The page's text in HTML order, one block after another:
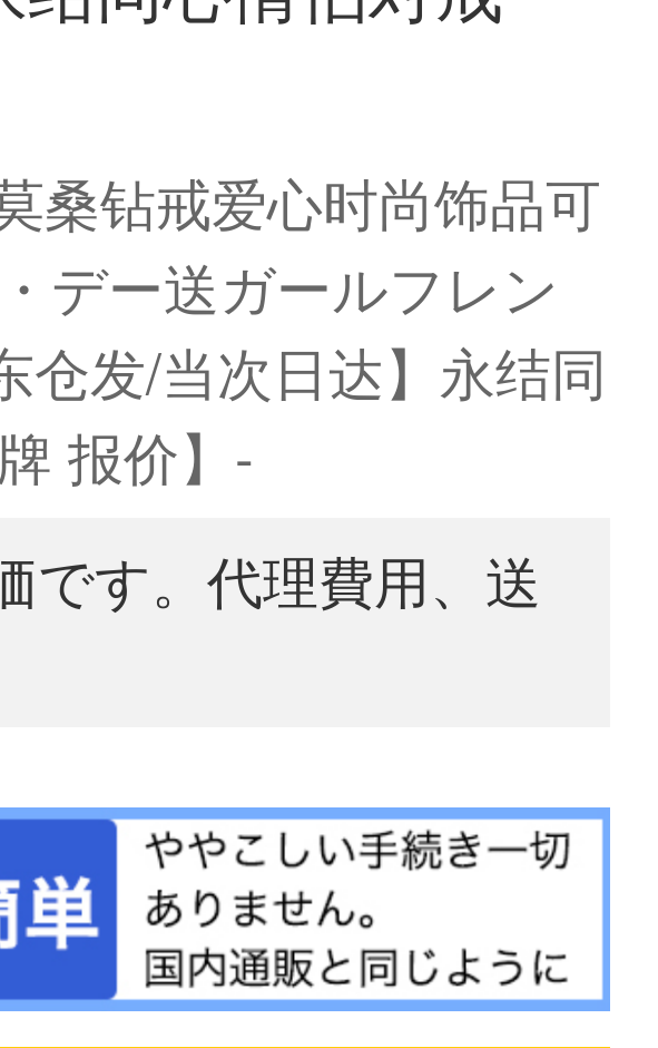
桑钻戒爱心时尚饰品可
デー送ガールフレン
仓发/当次日达】永结同
报价】-
です。代理費用、送